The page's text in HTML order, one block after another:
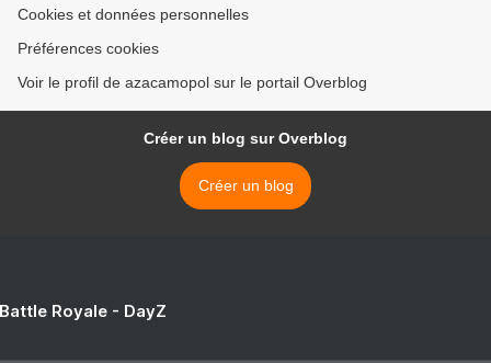
Cookies et données personnelles
Préférences cookies
Voir le profil de azacamopol sur le portail Overblog
Créer un blog sur Overblog
Créer un blog
Royale - DayZ